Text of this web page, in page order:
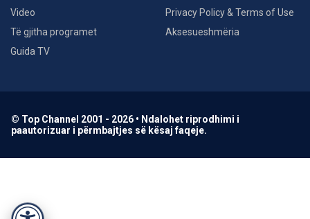
Video
Të gjitha programet
Guida TV
Privacy Policy & Terms of Use
Aksesueshmëria
© Top Channel 2001 - 2026 • Ndalohet riprodhimi i
paautorizuar i përmbajtjes së kësaj faqeje.